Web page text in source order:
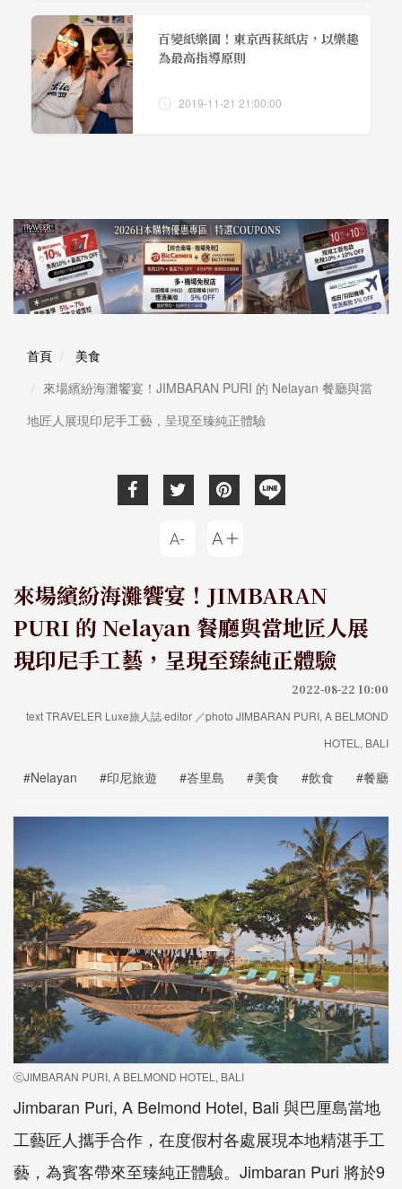
百變紙樂園！東京西荻紙店，以樂趣
為最高指導原則
2019-11-21 21:00:00
首頁
美食
來場繽紛海灘饗宴！JIMBARAN PURI 的 Nelayan 餐廳與當
地匠人展現印尼手工藝，呈現至臻純正體驗
來場繽紛海灘饗宴！JIMBARAN
PURI 的 Nelayan 餐廳與當地匠人展
現印尼手工藝，呈現至臻純正體驗
2022-08-22 10:00
text TRAVELER Luxe旅人誌·editor ／photo JIMBARAN PURI, A BELMOND
HOTEL, BALI
#Nelayan #印尼旅遊 #峇里島 #美食 #飲食 #餐廳
ⓒJIMBARAN PURI, A BELMOND HOTEL, BALI
Jimbaran Puri, A Belmond Hotel, Bali 與巴厘島當地
工藝匠人攜手合作，在度假村各處展現本地精湛手工
藝，為賓客帶來至臻純正體驗。Jimbaran Puri 將於9